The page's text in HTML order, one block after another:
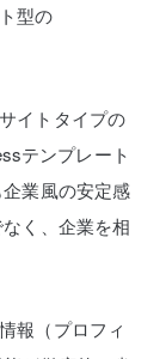
型の
イトタイプの
テンプレート
業風の安定感
く、企業を相
報（プロフィ